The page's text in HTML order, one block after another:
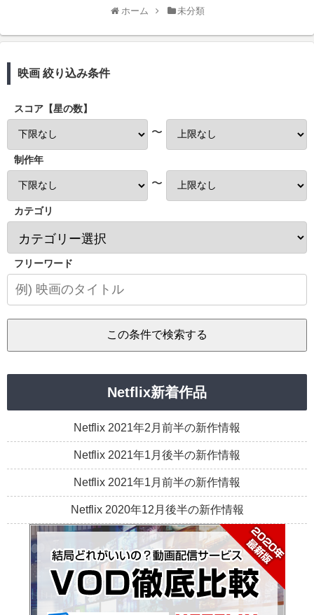
ホーム 未分類
映画 絞り込み条件
スコア【星の数】
〜
制作年
〜
カテゴリ
フリーワード
Netflix新着作品
Netflix 2021年2月前半の新作情報
Netflix 2021年1月後半の新作情報
Netflix 2021年1月前半の新作情報
Netflix 2020年12月後半の新作情報